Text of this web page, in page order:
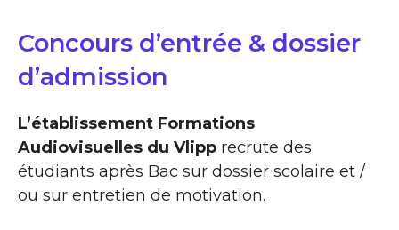
Concours d’entrée & dossier
d’admission
L’établissement Formations
Audiovisuelles du Vlipp recrute des
étudiants après Bac sur dossier scolaire et /
ou sur entretien de motivation.